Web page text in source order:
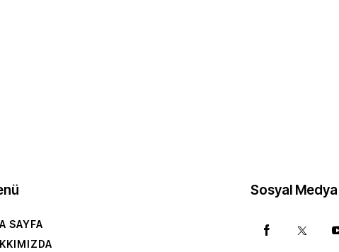
SAYFA
Sosyal Medya